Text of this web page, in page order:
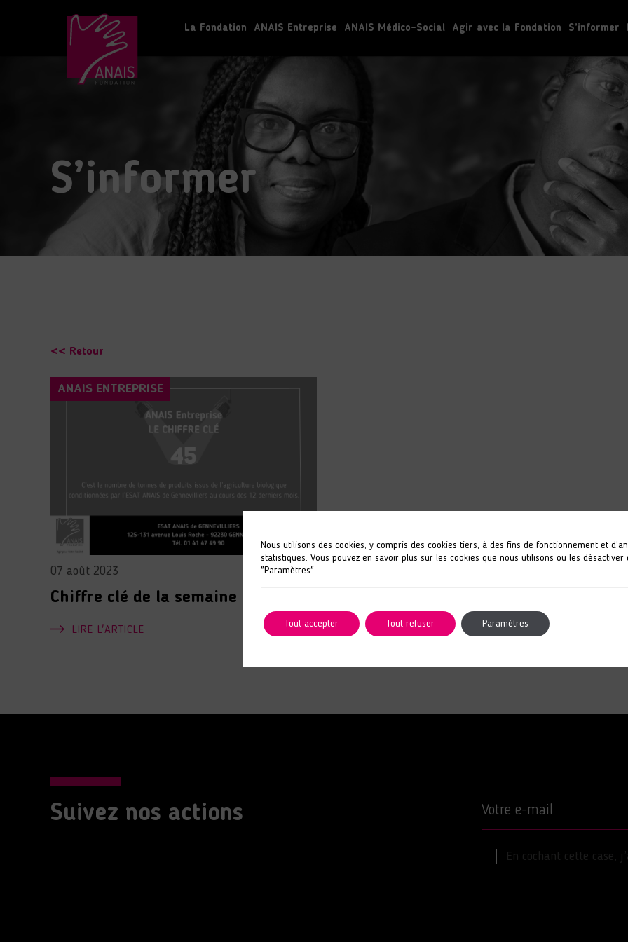
La Fondation ANAIS Entreprise ANAIS Médico-Social Agir avec la Fondation S’informer
S’informer
<< Retour
ANAIS ENTREPRISE
07 août 2023
Chiffre clé de la semaine : 45
LIRE L'ARTICLE
Suivez nos actions Votre e-mail
En cochant cette case,
Nous utilisons des cookies, y compris des cookies tiers, à des fins de fonctionnement et
statistiques. Vous pouvez en savoir plus sur les cookies que nous utilisons ou les désactiver
"Paramètres".
Tout accepter Tout refuser Paramètres